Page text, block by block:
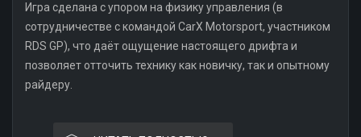
Игра сделана с упором на физику управления (в
сотрудничестве с командой CarX Motorsport, участником
RDS GP), что даёт ощущение настоящего дрифта и
позволяет отточить технику как новичку, так и опытному
райдеру.